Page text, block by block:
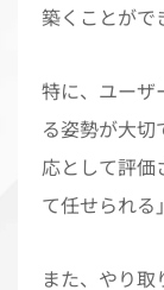
築くことがで
特に、ユーザ
る姿勢が大切
応として評価
て任せられる
また、やり